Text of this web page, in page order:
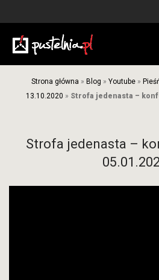
Strona główna » Blog » Youtube »
13.10.2020 » Strofa jedenasta –
Strofa jedenasta –